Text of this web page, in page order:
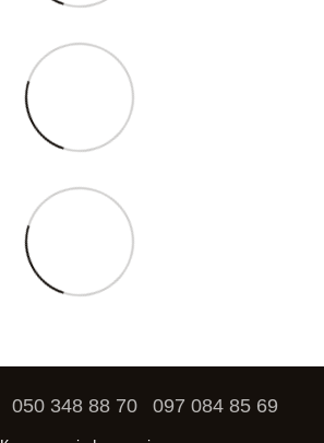
050 348 88 70 097 084 85 69